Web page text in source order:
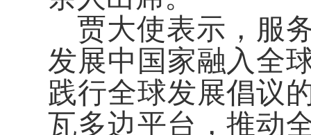
贾大使表示，服
发展中国家融入全
践行全球发展倡议
瓦多边平台，推动